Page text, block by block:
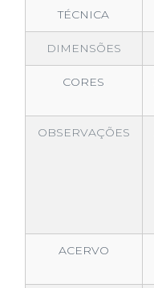
TÉCNICA
DIMENSÕES
CORES
OBSERVAÇÕES
ACERVO